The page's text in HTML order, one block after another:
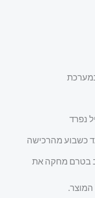
נפרד
כשבוע מהרכישה
בטרם מחקה את